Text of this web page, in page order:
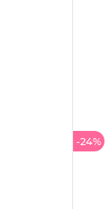
-24%